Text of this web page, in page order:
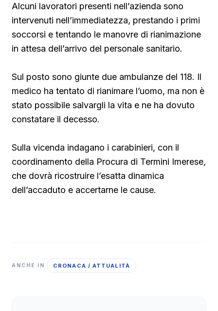
Alcuni lavoratori presenti nell’azienda sono
intervenuti nell’immediatezza, prestando i primi
soccorsi e tentando le manovre di rianimazione
in attesa dell’arrivo del personale sanitario.
Sul posto sono giunte due ambulanze del 118. Il
medico ha tentato di rianimare l’uomo, ma non è
stato possibile salvargli la vita e ne ha dovuto
constatare il decesso.
Sulla vicenda indagano i carabinieri, con il
coordinamento della Procura di Termini Imerese,
che dovrà ricostruire l’esatta dinamica
dell’accaduto e accertarne le cause.
ANCHE IN CRONACA / ATTUALITÀ